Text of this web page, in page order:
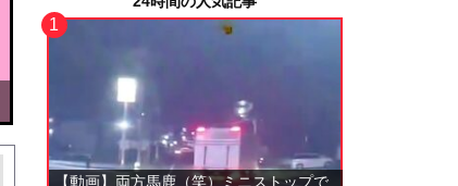
【動画】両方馬鹿（笑）ミニストップで